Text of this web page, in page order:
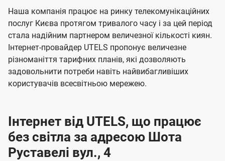
Наша компанія працює на ринку телекомунікаційних
послуг Києва протягом тривалого часу і за цей період
стала надійним партнером величезної кількості киян.
Інтернет-провайдер UTELS пропонує величезне
різноманіття тарифних планів, які дозволяють
задовольнити потреби навіть найвибагливіших
користувачів всесвітньою мережею.
Інтернет від UTELS, що працює
без світла за адресою Шота
Руставелі вул., 4